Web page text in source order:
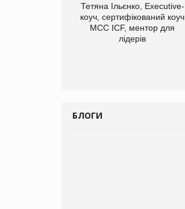
Тетяна Ільєнко, Executive-
коуч, сертифікований коуч
МСС ICF, ментор для
лідерів
БЛОГИ